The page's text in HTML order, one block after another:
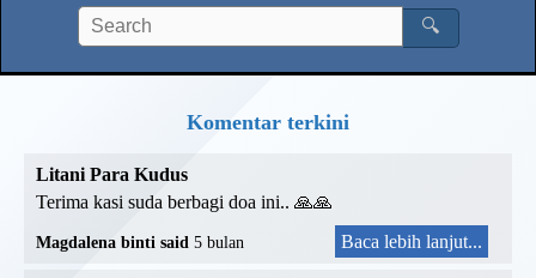
🔍
Komentar terkini
Litani Para Kudus
Terima kasi suda berbagi doa ini.. 🙏🙏
Magdalena binti said 5 bulan Baca lebih lanjut...